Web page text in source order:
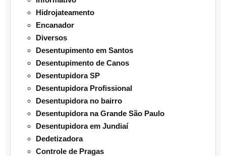
Hidrojateamento
Encanador
Diversos
Desentupimento em Santos
Desentupimento de Canos
Desentupidora SP
Desentupidora Profissional
Desentupidora no bairro
Desentupidora na Grande São Paulo
Desentupidora em Jundiaí
Dedetizadora
Controle de Pragas